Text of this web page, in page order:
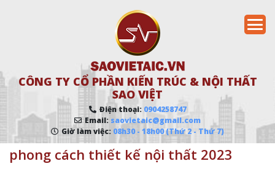
CÔNG TY CỔ PHẦN KIẾN TRÚC & NỘI THẤT
SAO VIỆT
Điện thoại: 0904258747
Email: saovietaic@gmail.com
Giờ làm việc: 08h30 - 18h00 (Thứ 2 - Thứ 7)
phong cách thiết kế nội thất 2023